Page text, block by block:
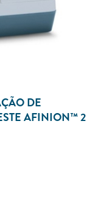
DE
AFINION™ 2